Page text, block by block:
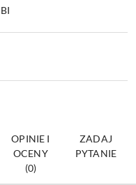
OPINIE I
OCENY
(0)
ZADAJ
PYTANIE